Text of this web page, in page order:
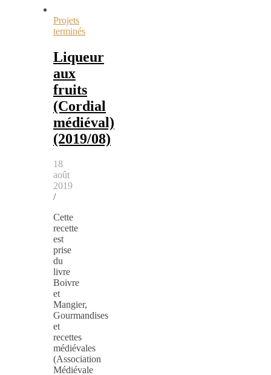
Projets
terminés
Liqueur
aux
fruits
(Cordial
médiéval)
(2019/08)
18
août
2019
/
Cette
recette
est
prise
du
livre
Boivre
et
Mangier,
Gourmandises
et
recettes
médiévales
(Association
Médiévale